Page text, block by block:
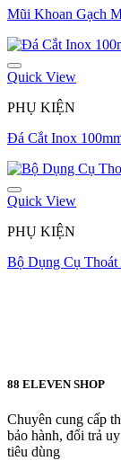
Mũi Khoan Gạch
Quick View
PHỤ KIỆN
Đá Cắt Inox
Quick View
PHỤ KIỆN
Bộ Dụng Cụ
88 ELEVEN SHOP
Chuyên cung cấp
bảo hành, đổi trả
tiêu dùng